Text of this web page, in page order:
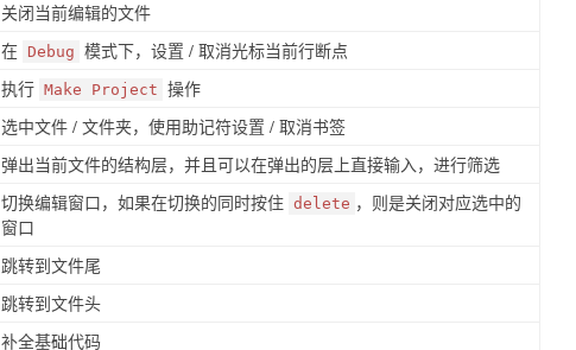
关闭当前编辑的文件
在 Debug 模式下，设置 / 取消光标当前行断点
执行 Make Project 操作
选中文件 / 文件夹，使用助记符设置 / 取消书签
弹出当前文件的结构层，并且可以在弹出的层上直接输入，进行筛选
切换编辑窗口，如果在切换的同时按住 delete ，则是关闭对应选中的
窗口
跳转到文件尾
跳转到文件头
补全基础代码